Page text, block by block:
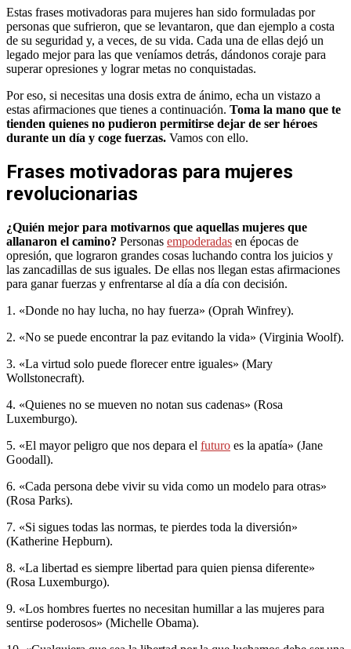
Estas frases motivadoras para mujeres han sido formuladas por
personas que sufrieron, que se levantaron, que dan ejemplo a costa
de su seguridad y, a veces, de su vida. Cada una de ellas dejó un
legado mejor para las que veníamos detrás, dándonos coraje para
superar opresiones y lograr metas no conquistadas.
Por eso, si necesitas una dosis extra de ánimo, echa un vistazo a
estas afirmaciones que tienes a continuación. Toma la mano que te
tienden quienes no pudieron permitirse dejar de ser héroes
durante un día y coge fuerzas. Vamos con ello.
Frases motivadoras para mujeres
revolucionarias
¿Quién mejor para motivarnos que aquellas mujeres que
allanaron el camino? Personas empoderadas en épocas de
opresión, que lograron grandes cosas luchando contra los juicios y
las zancadillas de sus iguales. De ellas nos llegan estas afirmaciones
para ganar fuerzas y enfrentarse al día a día con decisión.
1. «Donde no hay lucha, no hay fuerza» (Oprah Winfrey).
2. «No se puede encontrar la paz evitando la vida» (Virginia Woolf).
3. «La virtud solo puede florecer entre iguales» (Mary
Wollstonecraft).
4. «Quienes no se mueven no notan sus cadenas» (Rosa
Luxemburgo).
5. «El mayor peligro que nos depara el futuro es la apatía» (Jane
Goodall).
6. «Cada persona debe vivir su vida como un modelo para otras»
(Rosa Parks).
7. «Si sigues todas las normas, te pierdes toda la diversión»
(Katherine Hepburn).
8. «La libertad es siempre libertad para quien piensa diferente»
(Rosa Luxemburgo).
9. «Los hombres fuertes no necesitan humillar a las mujeres para
sentirse poderosos» (Michelle Obama).